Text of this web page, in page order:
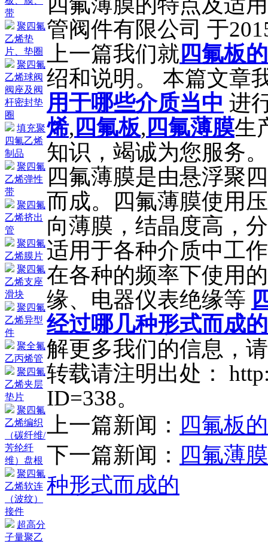
带
聚四氟
乙烯垫
片、垫圈
聚四氟
乙烯球阀
阀座及阀
杆密封垫
圈
填充聚
四氟乙烯
制品
聚四氟
乙烯弹性
带
聚四氟
乙烯挤出
管
聚四氟
乙烯膜片
聚四氟
乙烯支座
滑块
聚四氟
乙烯异型
件
聚全氟
乙丙烯管
聚四氟
乙烯夹层
垫片
聚四氟
乙烯编织
（碳纤维/
芳纶纤
维）盘根
聚四氟
乙烯软连
（波纹）
接件
超高分
子量聚乙
管阀件有限公司 于
上一篇我们就 四氟板
绍和说明。 本篇文章
用于哪些介质当中 进
烯, 四氟板, 四氟薄膜生
知识，竭诚为您服务。
四氟薄膜是由悬浮聚
而成。四氟薄膜使用
向薄膜，结晶度高，
适用于各种介质中工
在各种的频率下使用
缘、电器仪表绝缘等
经过哪几种形式而成的
解更多我们的信息，
转载请注明出处：
ID=338。
上一篇新闻： 四氟板
下一篇新闻： 四氟薄
种形式而成的